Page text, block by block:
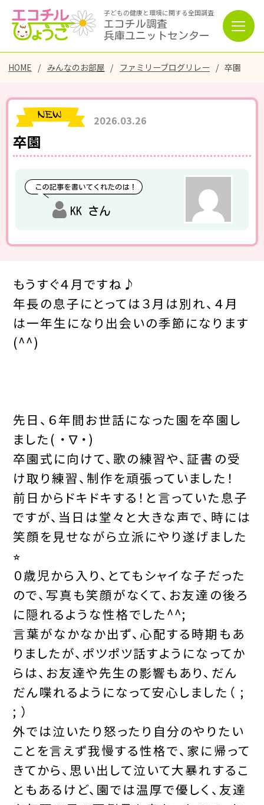
子どもの健康と環境に関する全国調査
エコチル調査
兵庫ユニットセンター
HOME みんなのお部屋 ファミリーブログリレー 卒園
2026.03.26
卒園
KK さん
もうすぐ４月ですね♪
年長の息子にとっては３月は別れ、４月
は一年生になり出会いの季節になります
(^^)
先日、６年間お世話になった園を卒園し
ました( ・∇・)
卒園式に向けて、歌の練習や、証書の受
け取り練習、制作を頑張っていました！
前日からドキドキする！と言っていた息子
ですが、当日は堂々と大きな声で、時には
笑顔を見せながら立派にやり遂げました
⭐︎
０歳児から入り、とてもシャイな子だった
ので、写真も笑顔がなくて、お友達の後ろ
に隠れるような性格でした^^;
言葉がなかなか出ず、心配する時期もあ
りましたが、ポツポツ話すようになってか
らは、お友達や先生の影響もあり、だん
だん喋れるようになって安心しました（ ;
; ）
外では泣いたり怒ったり自分のやりたい
ことを言えず我慢する性格で、家に帰って
きてから、思い出して泣いて大暴れするこ
ともあるけど、園では温厚で優しく、友達